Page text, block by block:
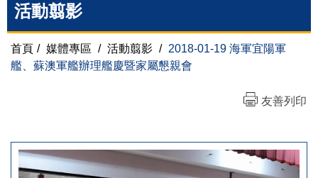
活動翦影
首頁 / 媒體專區 / 活動翦影 / 2018-01-19 海軍宜陽軍
艦、蘇澳軍艦辦理艦慶暨家屬懇親會
友善列印